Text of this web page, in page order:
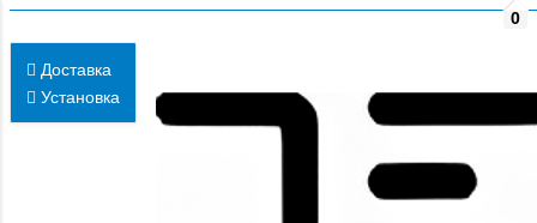
Доставка
Установка
0